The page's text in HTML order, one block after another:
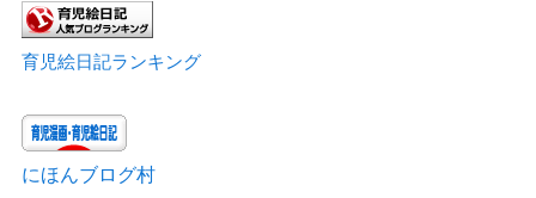
育児絵日記ランキング
にほんブログ村